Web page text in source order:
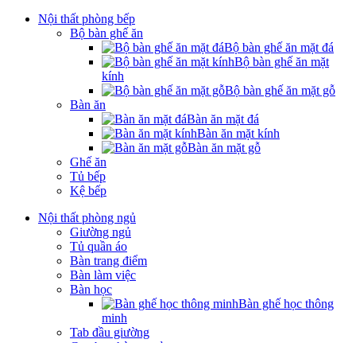
Nội thất phòng bếp
Bộ bàn ghế ăn
Bộ bàn ghế ăn mặt đá
Bộ bàn ghế ăn mặt
kính
Bộ bàn ghế ăn mặt gỗ
Bàn ăn
Bàn ăn mặt đá
Bàn ăn mặt kính
Bàn ăn mặt gỗ
Ghế ăn
Tủ bếp
Kệ bếp
Nội thất phòng ngủ
Giường ngủ
Tủ quần áo
Bàn trang điểm
Bàn làm việc
Bàn học
Bàn ghế học thông
minh
Tab đầu giường